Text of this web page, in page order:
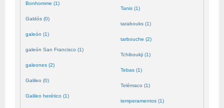
Bonhomme (1)
Galdós (0)
galeón (1)
galeón San Francisco (1)
galeones (2)
Galileo (0)
Galileo herético (1)
Tanis (1)
tarabouks (1)
tarbouche (2)
Tchiboukji (1)
Tebas (1)
Telémaco (1)
temperamentos (1)